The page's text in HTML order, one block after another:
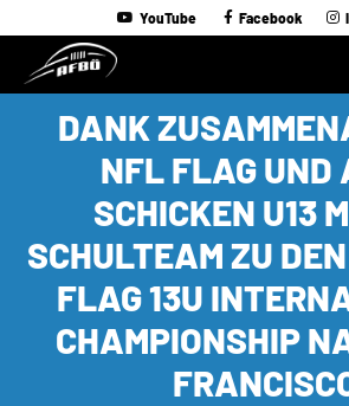
YouTube Facebook
DANK
NFL FLAG UND
SCHICKEN U13
SCHULTEAM ZU
FLAG 13U
CHAMPIONSHIP